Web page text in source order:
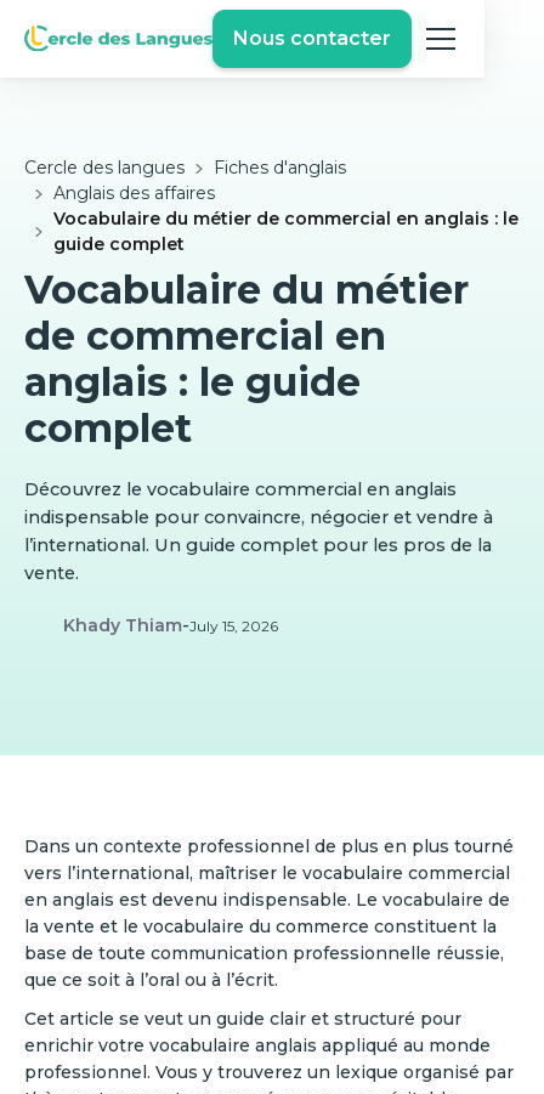
Nous contacter
Cercle des langues
Fiches d'anglais
Anglais des affaires
Vocabulaire du métier de commercial en anglais : le
guide complet
Vocabulaire du métier
de commercial en
anglais : le guide
complet
Découvrez le vocabulaire commercial en anglais
indispensable pour convaincre, négocier et vendre à
l’international. Un guide complet pour les pros de la
vente.
Khady Thiam-July 15, 2026
Dans un contexte professionnel de plus en plus tourné
vers l’international, maîtriser le vocabulaire commercial
en anglais est devenu indispensable. Le vocabulaire de
la vente et le vocabulaire du commerce constituent la
base de toute communication professionnelle réussie,
que ce soit à l’oral ou à l’écrit.
Cet article se veut un guide clair et structuré pour
enrichir votre vocabulaire anglais appliqué au monde
professionnel. Vous y trouverez un lexique organisé par